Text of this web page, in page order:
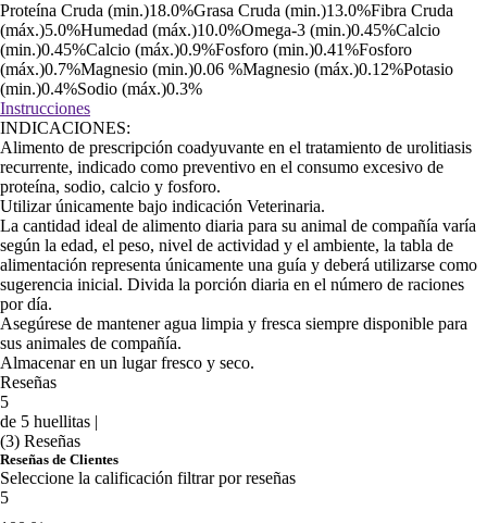
Proteína Cruda (min.)18.0%Grasa Cruda (min.)13.0%Fibra Cruda
(máx.)5.0%Humedad (máx.)10.0%Omega-3 (min.)0.45%Calcio
(min.)0.45%Calcio (máx.)0.9%Fosforo (min.)0.41%Fosforo
(máx.)0.7%Magnesio (min.)0.06 %Magnesio (máx.)0.12%Potasio
(min.)0.4%Sodio (máx.)0.3%
Instrucciones
INDICACIONES:
Alimento de prescripción coadyuvante en el tratamiento de urolitiasis
recurrente, indicado como preventivo en el consumo excesivo de
proteína, sodio, calcio y fosforo.
Utilizar únicamente bajo indicación Veterinaria.
La cantidad ideal de alimento diaria para su animal de compañía varía
según la edad, el peso, nivel de actividad y el ambiente, la tabla de
alimentación representa únicamente una guía y deberá utilizarse como
sugerencia inicial. Divida la porción diaria en el número de raciones
por día.
Asegúrese de mantener agua limpia y fresca siempre disponible para
sus animales de compañía.
Almacenar en un lugar fresco y seco.
Reseñas
5
de 5 huellitas |
(3) Reseñas
Reseñas de Clientes
Seleccione la calificación filtrar por reseñas
5